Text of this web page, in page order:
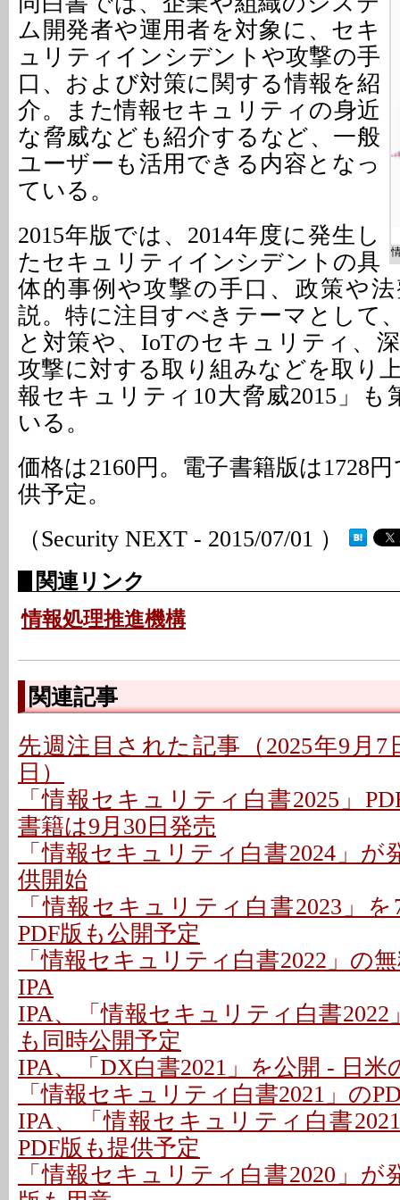
ム開発者や運用者を対象に、セキ
ュリティインシデントや攻撃の手
口、および対策に関する情報を紹
介。また情報セキュリティの身近
な脅威なども紹介するなど、一般
ユーザーも活用できる内容となっ
ている。
2015年版では、2014年度に発生し
たセキュリティインシデントの具
体的事例や攻撃の手口、政策や
説。特に注目すべきテーマとして
と対策や、IoTのセキュリティ、
攻撃に対する取り組みなどを取り
報セキュリティ10大脅威2015」も
いる。
価格は2160円。電子書籍版は1728
供予定。
（Security NEXT - 2015/07/01 ）
関連リンク
情報処理推進機構
関連記事
先週注目された記事（2025年9月7
日）
「情報セキュリティ白書2025」
書籍は9月30日発売
「情報セキュリティ白書2024」が
供開始
「情報セキュリティ白書2023」
PDF版も公開予定
「情報セキュリティ白書2022」の
IPA
IPA、「情報セキュリティ白書2022
も同時公開予定
IPA、「DX白書2021」を公開 - 日
「情報セキュリティ白書2021」の
IPA、「情報セキュリティ白書
PDF版も提供予定
「情報セキュリティ白書2020」が